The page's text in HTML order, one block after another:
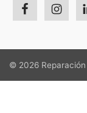
© 2026